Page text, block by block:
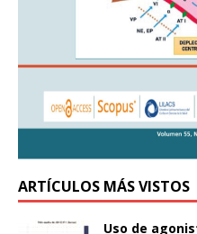
ARTÍCULOS MÁS VISTOS
Uso de